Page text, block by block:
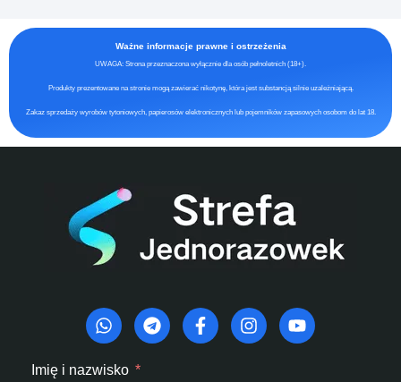
Ważne informacje prawne i ostrzeżenia
UWAGA: Strona przeznaczona wyłącznie dla osób pełnoletnich (18+).
Produkty prezentowane na stronie mogą zawierać nikotynę, która jest substancją silnie uzależniającą.
Zakaz sprzedaży wyrobów tytoniowych, papierosów elektronicznych lub pojemników zapasowych osobom do lat 18.
Imię i nazwisko